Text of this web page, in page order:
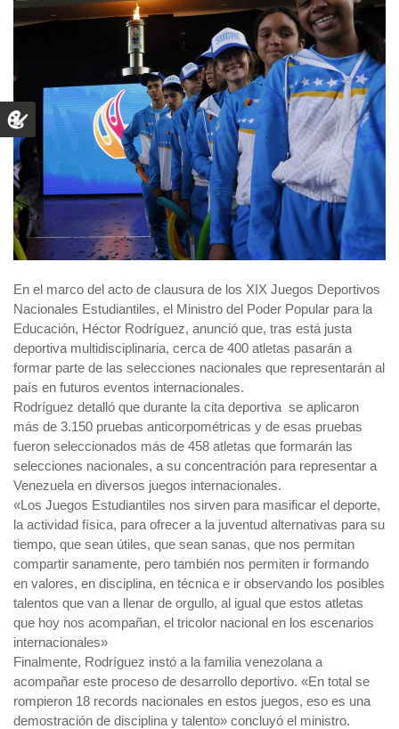
En el marco del acto de clausura de los XIX Juegos Deportivos
Nacionales Estudiantiles, el Ministro del Poder Popular para la
Educación, Héctor Rodríguez, anunció que, tras está justa
deportiva multidisciplinaria, cerca de 400 atletas pasarán a
formar parte de las selecciones nacionales que representarán al
país en futuros eventos internacionales.
Rodríguez detalló que durante la cita deportiva se aplicaron
más de 3.150 pruebas anticorpométricas y de esas pruebas
fueron seleccionados más de 458 atletas que formarán las
selecciones nacionales, a su concentración para representar a
Venezuela en diversos juegos internacionales.
«Los Juegos Estudiantiles nos sirven para masificar el deporte,
la actividad física, para ofrecer a la juventud alternativas para su
tiempo, que sean útiles, que sean sanas, que nos permitan
compartir sanamente, pero también nos permiten ir formando
en valores, en disciplina, en técnica e ir observando los posibles
talentos que van a llenar de orgullo, al igual que estos atletas
que hoy nos acompañan, el tricolor nacional en los escenarios
internacionales»
Finalmente, Rodríguez instó a la familia venezolana a
acompañar este proceso de desarrollo deportivo. «En total se
rompieron 18 records nacionales en estos juegos, eso es una
demostración de disciplina y talento» concluyó el ministro.